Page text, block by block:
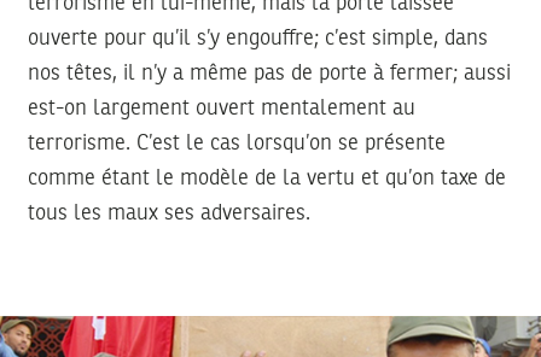
ouverte pour qu’il s’y engouffre; c’est simple, dans
nos têtes, il n’y a même pas de porte à fermer; aussi
est-on largement ouvert mentalement au
terrorisme. C’est le cas lorsqu’on se présente
comme étant le modèle de la vertu et qu’on taxe de
tous les maux ses adversaires.